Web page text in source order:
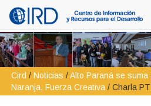
Cird / Noticias /Alto Paraná se
Naranja, Fuerza Creativa / Charla